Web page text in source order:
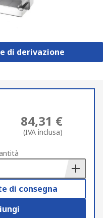
di derivazione
84,31 €
(IVA inclusa)
di consegna